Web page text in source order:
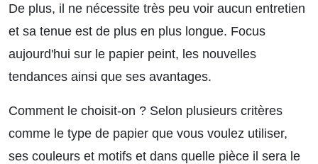
De plus, il ne nécessite très peu voir aucun entretien
et sa tenue est de plus en plus longue. Focus
aujourd'hui sur le papier peint, les nouvelles
tendances ainsi que ses avantages.
Comment le choisit-on ? Selon plusieurs critères
comme le type de papier que vous voulez utiliser,
ses couleurs et motifs et dans quelle pièce il sera le